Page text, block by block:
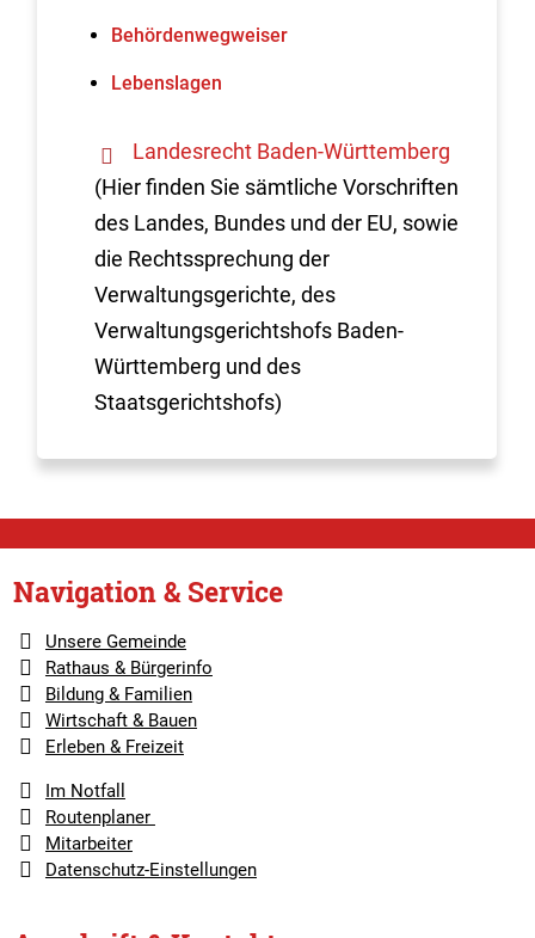
Behördenwegweiser
Lebenslagen
Landesrecht Baden-Württemberg
(Hier finden Sie sämtliche Vorschriften
des Landes, Bundes und der EU, sowie
die Rechtssprechung der
Verwaltungsgerichte, des
Verwaltungsgerichtshofs Baden-
Württemberg und des
Staatsgerichtshofs)
Navigation & Service
Unsere Gemeinde
Rathaus & Bürgerinfo
Bildung & Familien
Wirtschaft & Bauen
Erleben & Freizeit
Im Notfall
Routenplaner
Mitarbeiter
Datenschutz-Einstellungen